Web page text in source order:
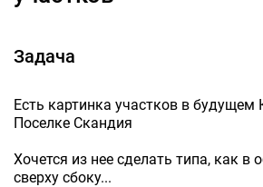
Задача
Есть картинка участков в будущем
Поселке Скандия
Хочется из нее сделать типа, как в
сверху сбоку...